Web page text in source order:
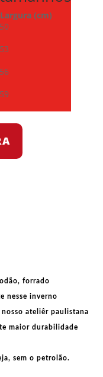
Largura (cm)
50
53
56
59
forrado
nesse inverno
nosso ateliêr paulistana
maior durabilidade
sem o petrolão.